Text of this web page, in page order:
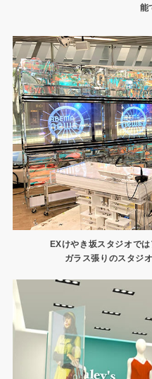
能
EXけやき坂スタジオで
ガラス張りのスタジ